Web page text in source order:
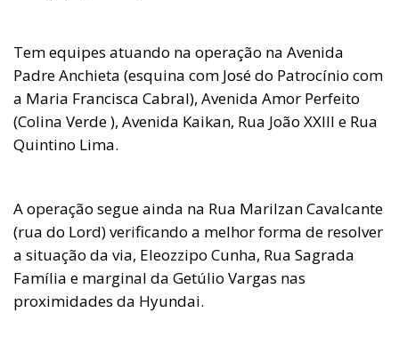
Tem equipes atuando na operação na Avenida
Padre Anchieta (esquina com José do Patrocínio com
a Maria Francisca Cabral), Avenida Amor Perfeito
(Colina Verde ), Avenida Kaikan, Rua João XXIII e Rua
Quintino Lima.
A operação segue ainda na Rua Marilzan Cavalcante
(rua do Lord) verificando a melhor forma de resolver
a situação da via, Eleozzipo Cunha, Rua Sagrada
Família e marginal da Getúlio Vargas nas
proximidades da Hyundai.